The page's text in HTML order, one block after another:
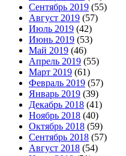
Сентябрь 2019 (55)
Август 2019 (57)
Июль 2019 (42)
Июнь 2019 (53)
Май 2019 (46)
Апрель 2019 (55)
Март 2019 (61)
Февраль 2019 (57)
Январь 2019 (39)
Декабрь 2018 (41)
Ноябрь 2018 (40)
Октябрь 2018 (59)
Сентябрь 2018 (57)
Август 2018 (54)